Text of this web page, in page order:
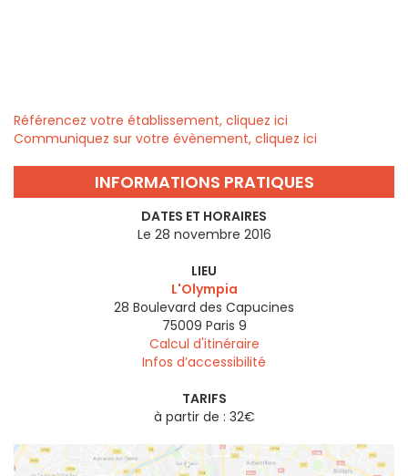
Référencez votre établissement, cliquez ici
Communiquez sur votre évènement, cliquez ici
INFORMATIONS PRATIQUES
DATES ET HORAIRES
Le 28 novembre 2016
LIEU
L'Olympia
28 Boulevard des Capucines
75009 Paris 9
Calcul d'itinéraire
Infos d’accessibilité
TARIFS
à partir de : 32€